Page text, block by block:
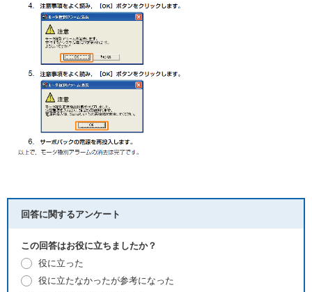
回答に関するアンケート
この回答はお役に立ちましたか？
役に立った
役に立たなかったが参考になった